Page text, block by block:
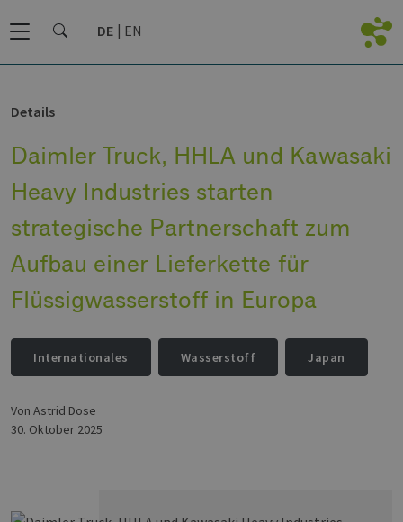
DE EN
Details
Daimler Truck, HHLA und Kawasaki
Heavy Industries starten
strategische Partnerschaft zum
Aufbau einer Lieferkette für
Flüssigwasserstoff in Europa
Internationales Wasserstoff Japan
von Astrid Dose
30. Oktober 2025